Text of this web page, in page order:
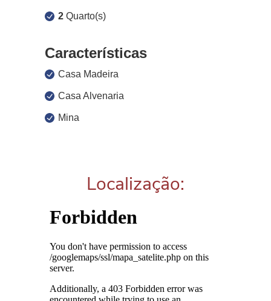
2 Quarto(s)
Características
Casa Madeira
Casa Alvenaria
Mina
Localização: